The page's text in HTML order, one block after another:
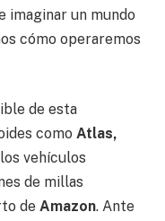
imaginar un mundo
cómo operaremos
de esta
como Atlas,
vehículos
de millas
de Amazon. Ante